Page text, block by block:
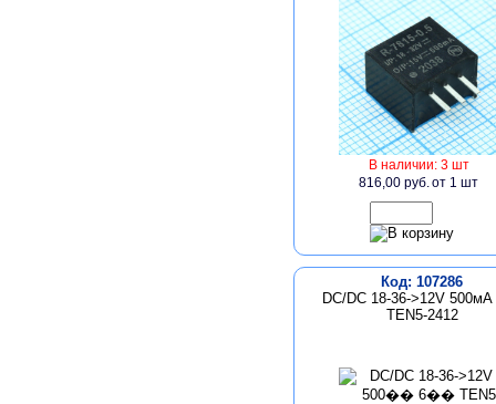
В наличии: 3 шт
816,00 руб.от 1 шт
Код: 107286
DC/DC 18-36->12V
TEN5-2412